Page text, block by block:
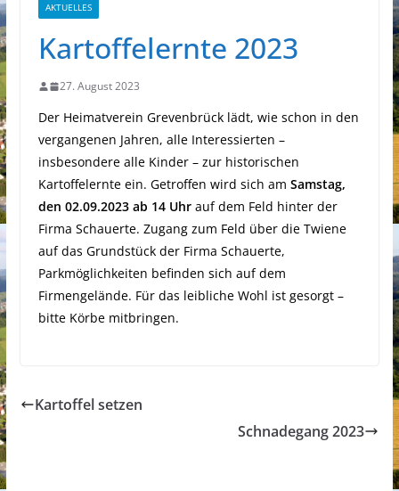
AKTUELLES
Kartoffelernte 2023
27. August 2023
Der Heimatverein Grevenbrück lädt, wie schon in den
vergangenen Jahren, alle Interessierten –
insbesondere alle Kinder – zur historischen
Kartoffelernte ein. Getroffen wird sich am Samstag,
den 02.09.2023 ab 14 Uhrauf dem Feld hinter der
Firma Schauerte. Zugang zum Feld über die Twiene
auf das Grundstück der Firma Schauerte,
Parkmöglichkeiten befinden sich auf dem
Firmengelände. Für das leibliche Wohl ist gesorgt –
bitte Körbe mitbringen.
Kartoffel setzen
Schnadegang 2023